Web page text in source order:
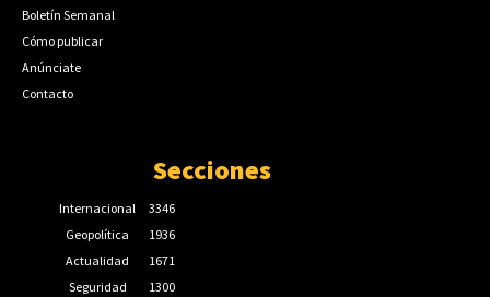
Boletín Semanal
Cómo publicar
Anúnciate
Contacto
Secciones
Internacional
3346
Geopolítica
1936
Actualidad
1671
Seguridad
1300